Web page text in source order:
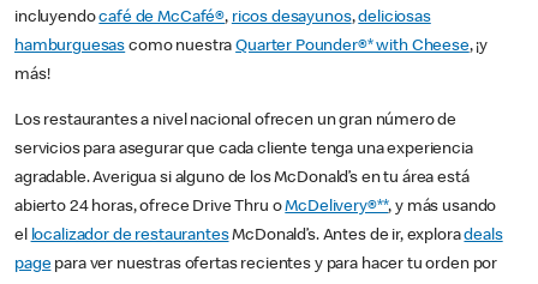
incluyendocafé de McCafé®, ricos desayunos,deliciosas
hamburguesas como nuestraQuarter Pounder®* with Cheese, ¡y
más!
Los restaurantes a nivel nacional ofrecen un gran número de
servicios para asegurar que cada cliente tenga una experiencia
agradable. Averigua si alguno de los McDonald’s en tu área está
abierto 24 horas, ofrece Drive Thru oMcDelivery®**, y más usando
el localizador de restaurantesMcDonald’s. Antes de ir, exploradeals
pagepara ver nuestras ofertas recientes y para hacer tu orden por